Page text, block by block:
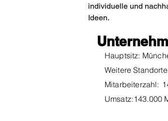
individuelle und
Ideen.
Hauptsitz:
Weitere
Mitarbeiterzahl:
Umsatz: 143.000